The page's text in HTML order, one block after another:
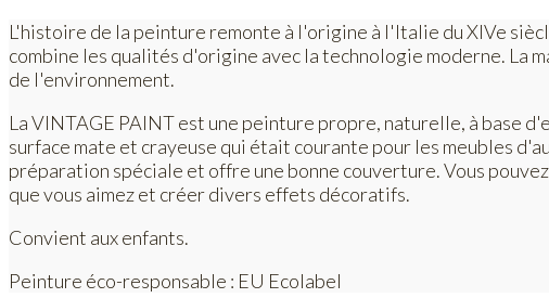
L'histoire de la peinture remonte à l'origine à l'Italie du XIVe
combine les qualités d'origine avec la technologie moderne. La
de l'environnement.
La VINTAGE PAINT est une peinture propre, naturelle, à base
surface mate et crayeuse qui était courante pour les meubles
préparation spéciale et offre une bonne couverture. Vous
que vous aimez et créer divers effets décoratifs.
Convient aux enfants.
Peinture éco-responsable : EU Ecolabel